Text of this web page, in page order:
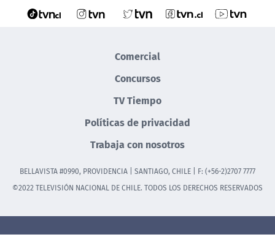
Comercial
Concursos
TV Tiempo
Políticas de privacidad
Trabaja con nosotros
BELLAVISTA #0990, PROVIDENCIA | SANTIAGO, CHILE | F: (+56-2)2707 7777
©2022 TELEVISIÓN NACIONAL DE CHILE. TODOS LOS DERECHOS RESERVADOS